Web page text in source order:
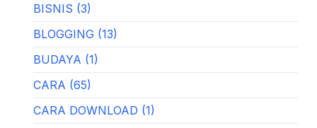
BISNIS (3)
BLOGGING (13)
BUDAYA (1)
CARA (65)
CARA DOWNLOAD (1)